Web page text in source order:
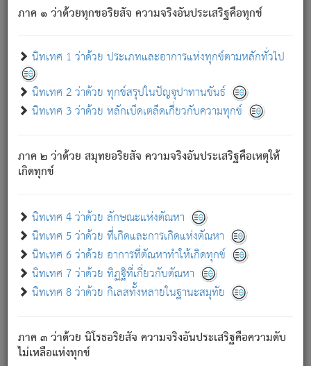
ภาค ๑ ว่าด้วยทุกขอริยสัจ ความจริงอันประเสริฐคือทุกข์
นิทเทศ 1 ว่าด้วย ประเภทและอาการแห่งทุกข์ตามหลักทั่วไป
นิทเทศ 2 ว่าด้วย ทุกข์สรุปในปัญจุปาทานขันธ์
นิทเทศ 3 ว่าด้วย หลักเบ็ดเตล็ดเกี่ยวกับความทุกข์
ภาค ๒ ว่าด้วย สมุทยอริยสัจ ความจริงอันประเสริฐคือเหตุให้
เกิดทุกข์
นิทเทศ 4 ว่าด้วย ลักษณะแห่งตัณหา
นิทเทศ 5 ว่าด้วย ที่เกิดและการเกิดแห่งตัณหา
นิทเทศ 6 ว่าด้วย อาการที่ตัณหาทำให้เกิดทุกข์
นิทเทศ 7 ว่าด้วย ทิฏฐิที่เกี่ยวกับตัณหา
นิทเทศ 8 ว่าด้วย กิเลสทั้งหลายในฐานะสมุทัย
ภาค ๓ ว่าด้วย นิโรธอริยสัจ ความจริงอันประเสริฐคือความดับ
ไม่เหลือแห่งทุกข์
ภพ ว่ามีได้เพราะวิภพ[2]: เรากล่าวว่า สมณะหรือพราหมณ์ทั้ง
ปวงนั้น ก็ยังสลัดภพออกไปไม่ได้.
ก็ทุกข์นี้มีขึ้น เพราะอาศัยซึ่งอุปธิทั้งปวง.
เพราะความสิ้นไปแห่งอุปาทานทั้งปวง ความเกิดขึ้นแห่ง
ทุกข์จึงไม่มี.
ท่านจงดูโลกนี้เถิด (จะเห็นว่า) สัตว์ทั้งหลายอันอวิชาหนา
แน่นบังหนาแล้ว; และว่า สัตว์ผู้ยินดีในภพอันเป็นแล้วนั้น ย่อม
อันเป็นไปในที่หรือเวลาทั้งปวง[3]เพื่อความมีแห่งประโยชน์โดย
ประการทั้งปวง; ภพทั้งหลายทั้งหมดนั้น ไม่เที่ยง เป็นทุกข์ มี
ความแปรปรวนเป็นธรรมดา.
อย่างนี้อยู่; เขาย่อมละภวตัณหาได้ และไม่เพลิดเพลินวิภวตัณหา
ด้วย.
ความดับเพราะความสำรอกไม่เหลือ (แห่งภพทั้งหลาย)
เพราะความสิ้นไปแห่งตัณหาโดยประการทั้งปวง นั้นคือ
นิพพาน.
ภพใหม่ย่อมไม่มีแก่ภิกษุนั้น ผู้ดับเย็นสนิทแล้ว เพราะไม่มี
ภิกษุนั้น เป็นผู้ครอบงำมารได้แล้ว ชนะสงครามแล้ว ก้าวล่วง
ภพทั้งหลายทั้งปวงได้แล้ว เป็นผู้คงที่ (คือไม่เปลี่ยนแปลงอีกต่อ